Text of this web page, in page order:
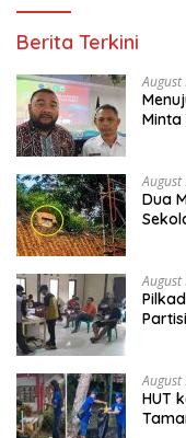
Berita Terkini
Dua
HUT